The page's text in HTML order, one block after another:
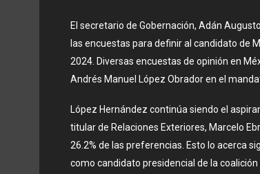
El secretario de Gobernación, Adán
las encuestas para definir al candidato de
2024. Diversas encuestas de opinión en
Andrés Manuel López Obrador en el
López Hernández continúa siendo el
titular de Relaciones Exteriores, Marcelo
26.2% de las preferencias. Esto lo acerca
como candidato presidencial de la